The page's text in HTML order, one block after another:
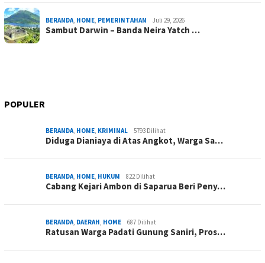
BERANDA, HOME, PEMERINTAHAN Juli 29, 2026
Sambut Darwin – Banda Neira Yatch …
POPULER
BERANDA, HOME, KRIMINAL 5793 Dilihat
Diduga Dianiaya di Atas Angkot, Warga Sa…
BERANDA, HOME, HUKUM 822 Dilihat
Cabang Kejari Ambon di Saparua Beri Peny…
BERANDA, DAERAH, HOME 687 Dilihat
Ratusan Warga Padati Gunung Saniri, Pros…